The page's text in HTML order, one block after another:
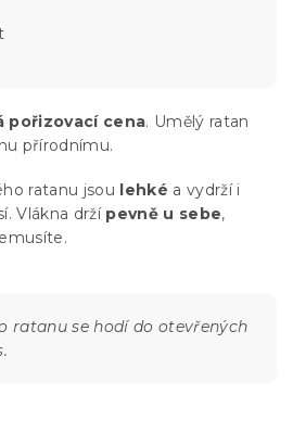
pořizovací cena. Umělý ratan
přírodnímu.
ratanu jsou lehké a vydrží i
Vlákna drží pevně u sebe,
ratanu se hodí do otevřených